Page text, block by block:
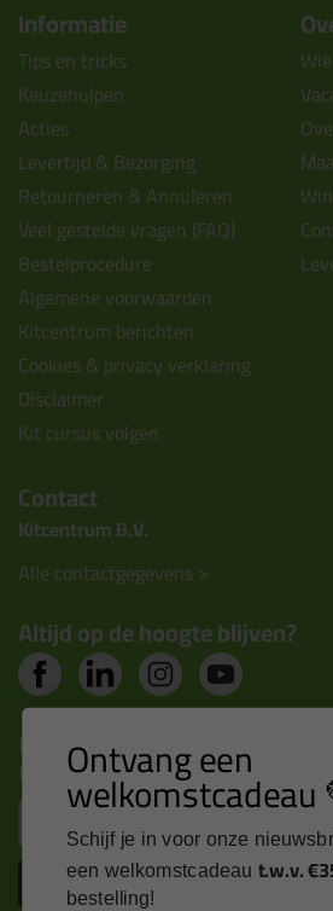
Informatie
Tips en tricks
Keuzehulpen
Acties
Levertijd & Bezorging
Retourneren & Annuleren
Veel gestelde vragen (FAQ)
Bestelprocedure
Algemene voorwaarden
Kitcentrum berichten
Cookies & privacy verklaring
Disclaimer
Kit cursus volgen
Contact
Kitcentrum B.V.
Alle contactgegevens >
Altijd op de hoogte blijven?
Nieuws, tips en exclusieve deals
inbox
Inschrijven
Ontvang een
welkomstcadeau
Schijf je in voor onze
een welkomstcadeau t.w.v.
bestelling!